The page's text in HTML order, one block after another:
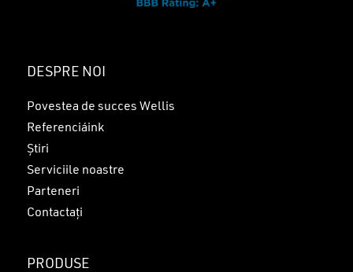
DESPRE NOI
Povestea de succes Wellis
Referenciáink
Știri
Serviciile noastre
Parteneri
Contactați
PRODUSE